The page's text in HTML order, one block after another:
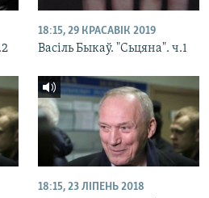
18:15, 29 КРАСАВІК 2019
Васіль Быкаў. "Сьцяна". ч.1
18:15, 23 ЛІПЕНЬ 2018